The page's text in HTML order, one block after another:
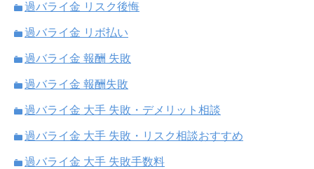
過バライ金 リスク後悔
過バライ金 リボ払い
過バライ金 報酬 失敗
過バライ金 報酬失敗
過バライ金 大手 失敗・デメリット相談
過バライ金 大手 失敗・リスク相談おすすめ
過バライ金 大手 失敗手数料